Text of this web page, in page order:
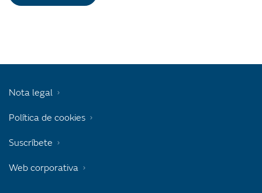
Nota legal
Política de cookies
Suscríbete
Web corporativa